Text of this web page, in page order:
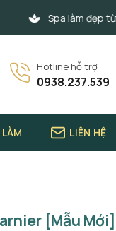
Spa làm đẹp từ tâm
Hotline hỗ trợ
0938.237.539
LIÊN HỆ
[Mẫu Mới]